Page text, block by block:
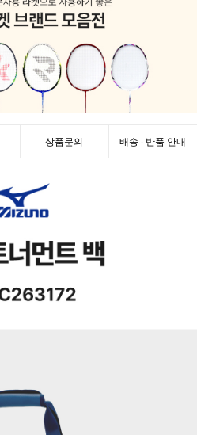
상품문의 배송 · 반품 안내